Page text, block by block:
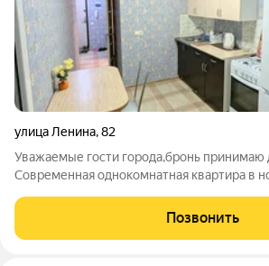
улица Ленина,82
Уважаемые гости города,бронь принимаю
Современная однокомнатная квартира в
одновременно в 5 минутах езды до центра
территория двора с детской и
Позвонить